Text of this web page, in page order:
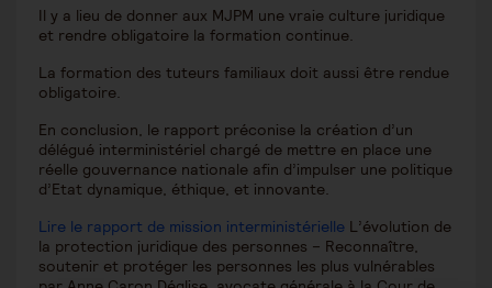
Il y a lieu de donner aux MJPM une vraie culture juridique
et rendre obligatoire la formation continue.
La formation des tuteurs familiaux doit aussi être rendue
obligatoire.
En conclusion, le rapport préconise la création d’un
délégué interministériel chargé de mettre en place une
réelle gouvernance nationale afin d’impulser une politique
d’Etat dynamique, éthique, et innovante.
Lire le rapport de mission interministérielle L’évolution de
la protection juridique des personnes – Reconnaître,
soutenir et protéger les personnes les plus vulnérables